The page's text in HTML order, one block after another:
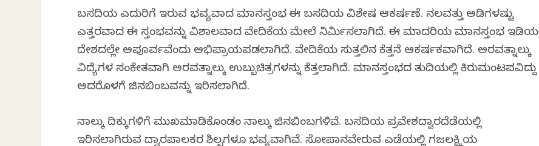
ಬಸದಿಯ ಎದುರಿಗೆ ಇರುವ ಭವ್ಯವಾದ ಮಾನಸ್ತಂಭ ಈ ಬಸದಿಯ ವಿಶೇಷ ಆಕರ್ಷಣೆ. ನಲವತ್ತು ಅಡಿಗಳಷ್ಟು
ಎತ್ತರವಾದ ಈ ಸ್ತಂಭವನ್ನು ವಿಶಾಲವಾದ ವೇದಿಕೆಯ ಮೇಲೆ ನಿರ್ಮಿಸಲಾಗಿದೆ. ಈ ಮಾದರಿಯ ಮಾನಸ್ತಂಭ ಇಡಿಯ
ದೇಶದಲ್ಲೇ ಅಪೂರ್ವವೆಂದು ಅಭಿಪ್ರಾಯಪಡಲಾಗಿದೆ. ವೇದಿಕೆಯ ಸುತ್ತಲಿನ ಕೆತ್ತನೆ ಆಕರ್ಷಕವಾಗಿದೆ. ಅರವತ್ನಾಲ್ಕು
ವಿದ್ಯೆಗಳ ಸಂಕೇತವಾಗಿ ಅರವತ್ನಾಲ್ಕು ಉಬ್ಬುಚಿತ್ರಗಳನ್ನು ಕೆತ್ತಲಾಗಿದೆ. ಮಾನಸ್ತಂಭದ ತುದಿಯಲ್ಲಿ ಕಿರುಮಂಟಪವಿದ್ದು
ಅದರೊಳಗೆ ಜಿನಬಿಂಬವನ್ನು ಇರಿಸಲಾಗಿದೆ.
ನಾಲ್ಕು ದಿಕ್ಕುಗಳಿಗೆ ಮುಖಮಾಡಿಕೊಂಡಂತೆ ನಾಲ್ಕು ಜಿನಬಿಂಬಗಳಿವೆ. ಬಸದಿಯ ಪ್ರವೇಶದ್ವಾರದೆಡೆಯಲ್ಲಿ
ಇರಿಸಲಾಗಿರುವ ದ್ವಾರಪಾಲಕರ ಶಿಲ್ಪಗಳೂ ಭವ್ಯವಾಗಿವೆ. ಸೋಪಾನವೇರುವ ಎಡೆಯಲ್ಲಿ ಗಜಲಕ್ಷ್ಮಿಯ